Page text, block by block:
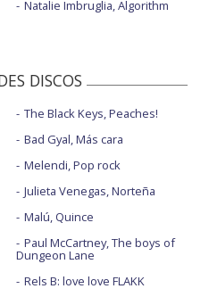
Natalie Imbruglia, Algorithm
DISCOS
The Black Keys, Peaches!
Bad Gyal, Más cara
Melendi, Pop rock
Julieta Venegas, Norteña
Malú, Quince
Paul McCartney, The boys of
Dungeon Lane
Rels B: love love FLAKK